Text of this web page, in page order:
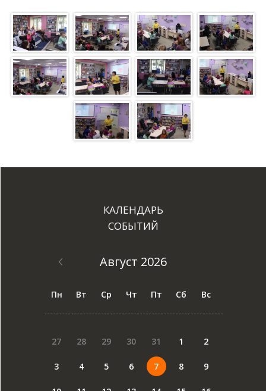
КАЛЕНДАРЬ
СОБЫТИЙ
Август 2026
Пн Вт Ср Чт Пт Сб Вс
27 28 29 30 31 1 2
3 4 5 6 7 8 9